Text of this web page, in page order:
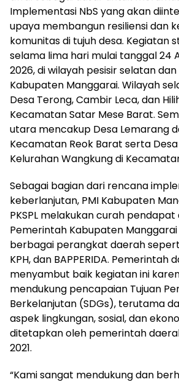
Implementasi NbS yang akan
upaya membangun resiliensi dan
komunitas di tujuh desa. Kegiatan
selama lima hari mulai tanggal 24
2026, di wilayah pesisir selatan
Kabupaten Manggarai. Wilayah
Desa Terong, Cambir Leca, dan
Kecamatan Satar Mese Barat.
utara mencakup Desa Lemarang
Kecamatan Reok Barat serta
Kelurahan Wangkung di
Sebagai bagian dari rencana
keberlanjutan, PMI Kabupaten
PKSPL melakukan curah
Pemerintah Kabupaten
berbagai perangkat daerah seperti
KPH, dan BAPPERIDA. Pemerintah
menyambut baik kegiatan ini
mendukung pencapaian Tujuan
Berkelanjutan (SDGs), terutama
aspek lingkungan, sosial, dan
ditetapkan oleh pemerintah
2021.
“Kami sangat mendukung dan